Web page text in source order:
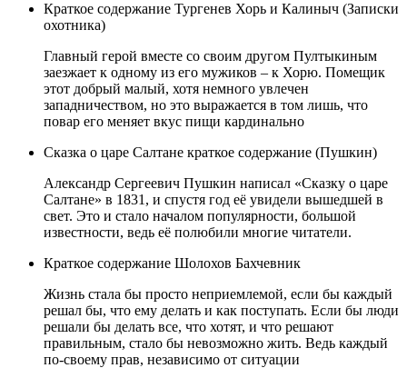
Краткое содержание Тургенев Хорь и Калиныч (Записки
охотника)
Главный герой вместе со своим другом Пултыкиным
заезжает к одному из его мужиков – к Хорю. Помещик
этот добрый малый, хотя немного увлечен
западничеством, но это выражается в том лишь, что
повар его меняет вкус пищи кардинально
Сказка о царе Салтане краткое содержание (Пушкин)
Александр Сергеевич Пушкин написал «Сказку о царе
Салтане» в 1831, и спустя год её увидели вышедшей в
свет. Это и стало началом популярности, большой
известности, ведь её полюбили многие читатели.
Краткое содержание Шолохов Бахчевник
Жизнь стала бы просто неприемлемой, если бы каждый
решал бы, что ему делать и как поступать. Если бы люди
решали бы делать все, что хотят, и что решают
правильным, стало бы невозможно жить. Ведь каждый
по-своему прав, независимо от ситуации